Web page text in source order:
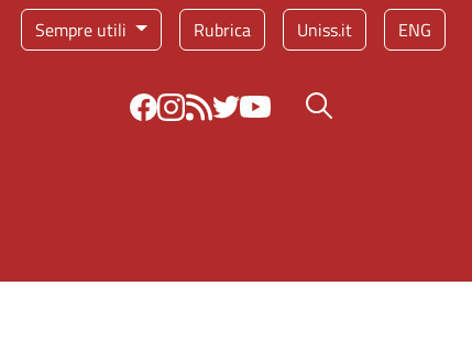
Sempre utili Rubrica Uniss.it ENG
Bottone cerca